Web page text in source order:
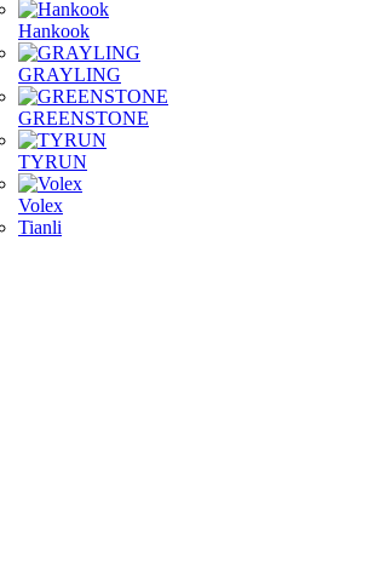
Hankook
GRAYLING
GREENSTONE
TYRUN
Volex
Tianli